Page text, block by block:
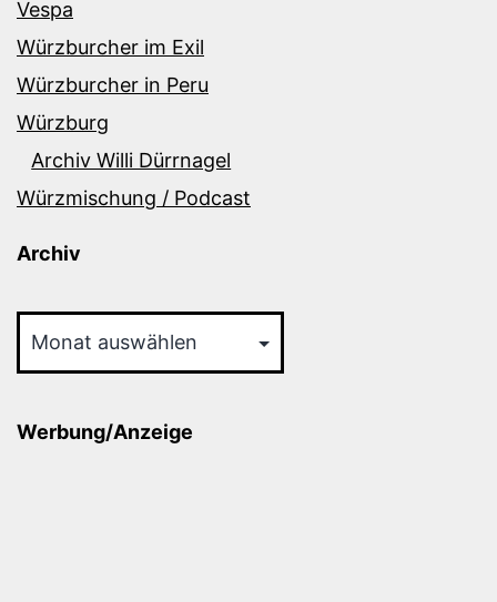
Vespa
Würzburcher im Exil
Würzburcher in Peru
Würzburg
Archiv Willi Dürrnagel
Würzmischung / Podcast
Archiv
Werbung/Anzeige